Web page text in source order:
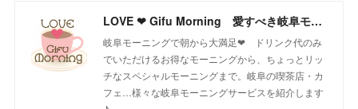
LOVE ❤ Gifu Morning 愛すべき岐阜モーニング♪
岐阜モーニングで朝から大満足❤ ドリンク代のみ
でいただけるお得なモーニングから、ちょっとリッ
チなスペシャルモーニングまで。岐阜の喫茶店・カ
フェ…様々な岐阜モーニングサービスを紹介します